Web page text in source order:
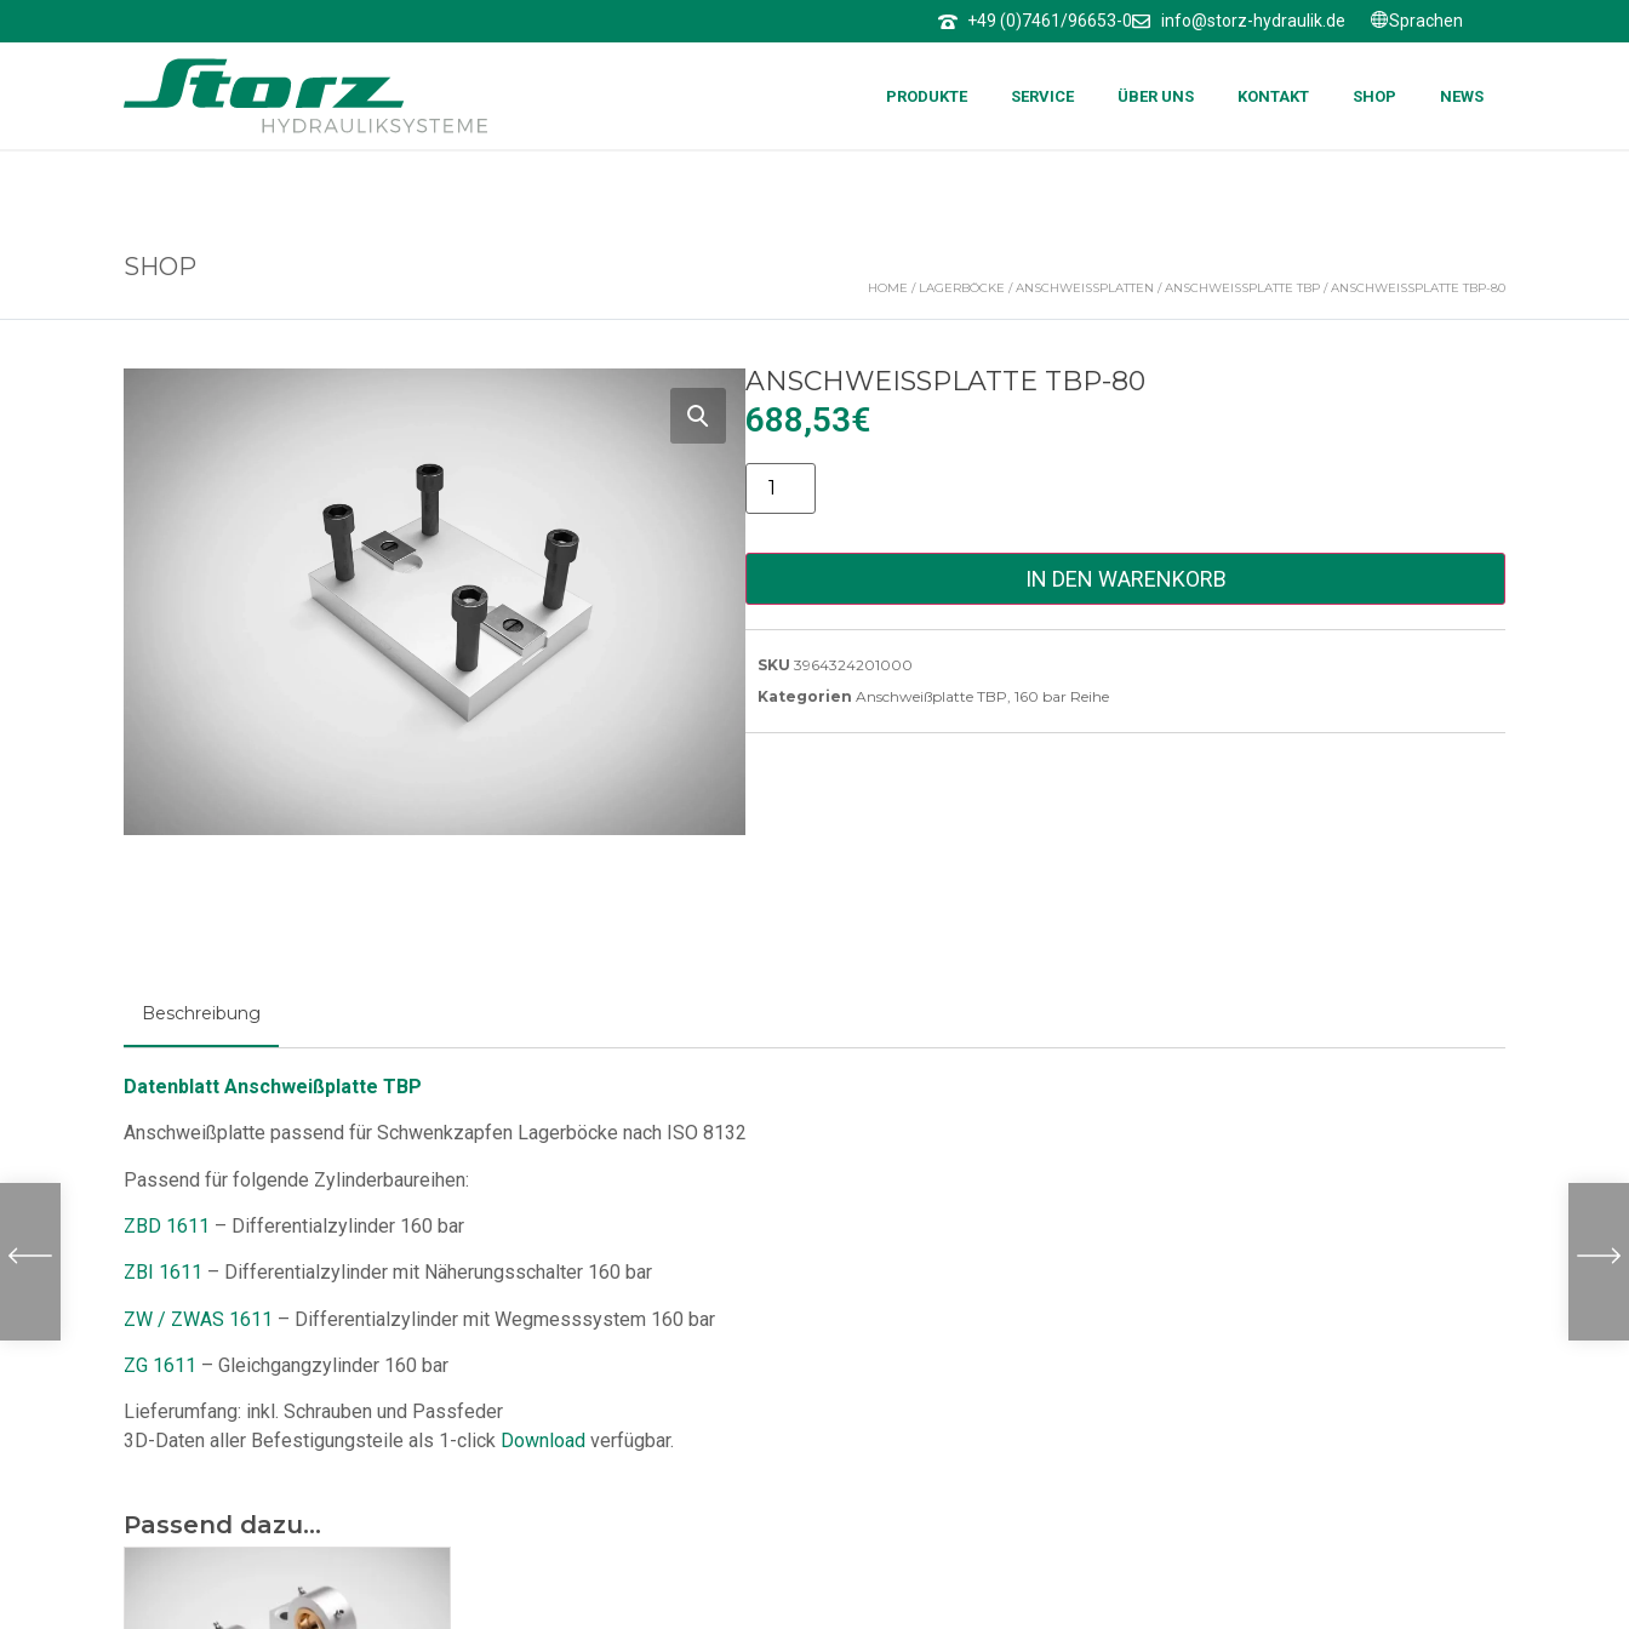
+49 (0)7461/96653-0 info@storz-hydraulik.de Sprachen
PRODUKTE SERVICE ÜBER UNS KONTAKT SHOP NEWS
SHOP
HOME / LAGERBÖCKE /ANSCHWEISSPLATTEN /ANSCHWEISSPLATTE TBP / ANSCHWEISSPLATTE TBP-80
ANSCHWEISSPLATTE TBP-80
688,53€
Alternative:
IN DEN WARENKORB
SKU 3964324201000
Kategorien Anschweißplatte TBP, 160 bar Reihe
Beschreibung
Datenblatt Anschweißplatte TBP
Anschweißplatte passend für Schwenkzapfen Lagerböcke nach ISO 8132
Passend für folgende Zylinderbaureihen:
ZBD 1611 – Differentialzylinder 160 bar
ZBI 1611 – Differentialzylinder mit Näherungsschalter 160 bar
ZW / ZWAS 1611 – Differentialzylinder mit Wegmesssystem 160 bar
ZG 1611 – Gleichgangzylinder 160 bar
Lieferumfang: inkl. Schrauben und Passfeder
3D-Daten aller Befestigungsteile als 1-click Download verfügbar.
Passend dazu...